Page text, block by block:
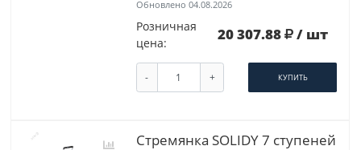
Обновлено 04.08.2026
Розничная
цена:
20 307.88 / шт
- + КУПИТЬ
Стремянка SOLIDY 7 ступеней